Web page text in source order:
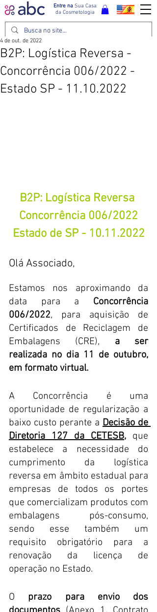
Entre naSua Casa
da Cosmetologia
B2P: Logística Reversa -
Concorrência 006/2022 -
Estado SP - 11.10.2022
4 de out. de 2022
B2P: Logística Reversa
Concorrência 006/2022
Estado de SP - 10.11.2022
Olá Associado,
Estamos nos aproximando da
data para a Concorrência
006/2022, para aquisição de
Certificados de Reciclagem de
Embalagens (CRE), a ser
realizada no dia 11 de outubro,
em formato virtual.
A Concorrência é uma
oportunidade de regularização a
baixo custo perante a Decisão de
Diretoria 127 da CETESB, que
estabelece a necessidade do
cumprimento da logística
reversa em âmbito estadual para
empresas de todos os portes
que comercializam produtos com
embalagens pós-consumo,
sendo esse também um
requisito obrigatório para a
renovação da licença de
operação no Estado.
O prazo para envio dos